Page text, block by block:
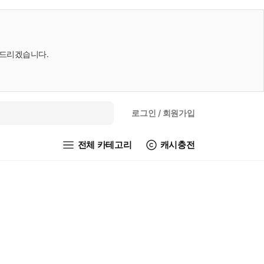
리겠습니다.
로그인 / 회원가입
전체 카테고리 캐시충전